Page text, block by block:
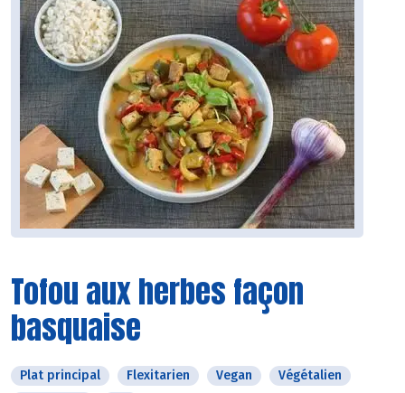
Tofou aux herbes façon
basquaise
Plat principal Flexitarien Vegan
Végétalien